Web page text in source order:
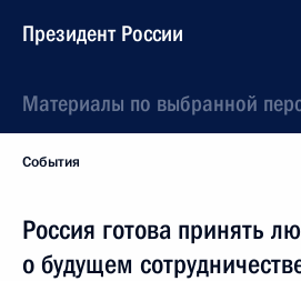
Президент России
Материалы по выбранной
События
Россия готова принять
о будущем